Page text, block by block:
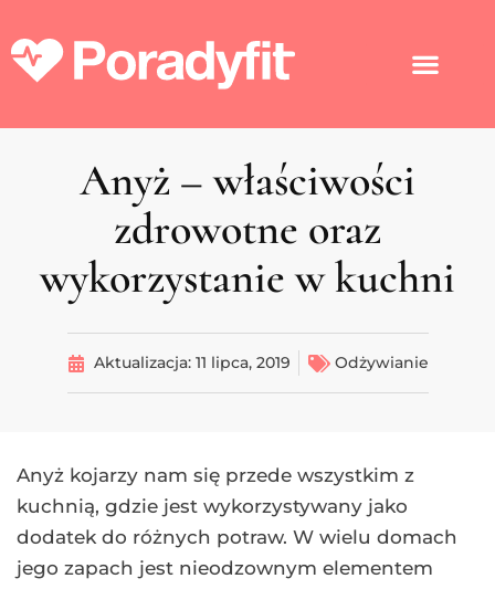
Anyż – właściwości
zdrowotne oraz
wykorzystanie w kuchni
Aktualizacja: 11 lipca, 2019 Odżywianie
Anyż kojarzy nam się przede wszystkim z
kuchnią, gdzie jest wykorzystywany jako
dodatek do różnych potraw. W wielu domach
jego zapach jest nieodzownym elementem